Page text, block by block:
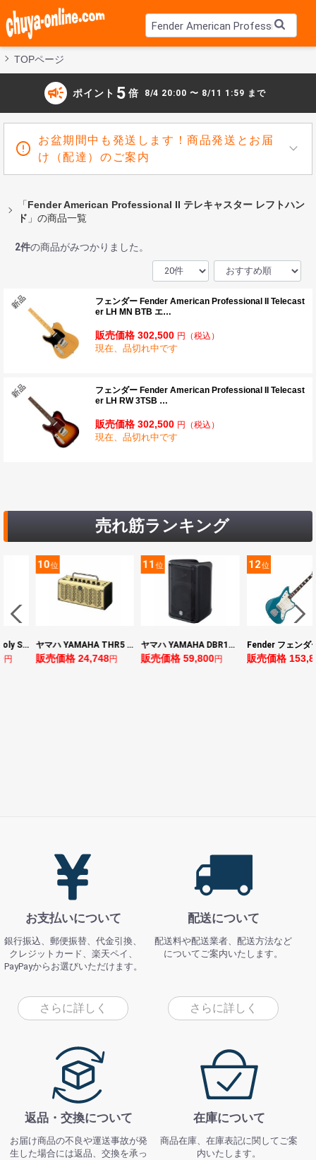
TOPページ
campaign ポイント 5 倍 8/4 20:00 〜 8/11 1:59 まで
お盆期間中も発送します！商品発送とお届
け（配達）のご案内
「Fender American Professional II テレキャスター レフトハン
ド 」の商品一覧
2件の商品がみつかりました。
フェンダー Fender American Professional II Telecast
er LH MN BTB エ…
販売価格 302,500 円 （税込）
現在、品切れ中です
フェンダー Fender American Professional II Telecast
er LH RW 3TSB …
販売価格 302,500 円 （税込）
現在、品切れ中です
売れ筋ランキング
BOSS ボス XS-1 Poly Shifter ギターエフェクター ピッチシフター
円
10位
ヤマハ YAMAHA THR5 コンパクトギターアンプ 小型アンプ
販売価格 24,748円
11位
ヤマハ YAMAHA DBR10 パワードスピーカー
販売価格 59,800円
12位
販売価格
お支払いについて
銀行振込、郵便振替、代金引換、
クレジットカード、楽天ペイ、
PayPayからお選びいただけます。
さらに詳しく
配送について
配送料や配送業者、配送方法など
についてご案内いたします。
さらに詳しく
返品・交換について
お届け商品の不良や運送事故が発
生した場合には返品、交換を承っ
在庫について
商品在庫、在庫表記に関してご案
内いたします。